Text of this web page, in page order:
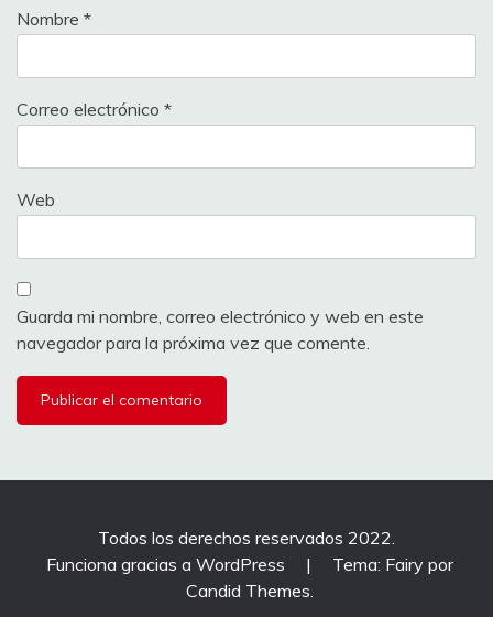
Nombre *
Correo electrónico *
Web
Guarda mi nombre, correo electrónico y web en este
navegador para la próxima vez que comente.
Todos los derechos reservados 2022.
Funciona gracias a WordPress
|
Tema: Fairy por
Candid Themes